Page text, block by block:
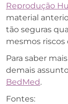
Reprodução
material
tão seguras
mesmos riscos
Para saber
demais
BedMed.
Fontes: